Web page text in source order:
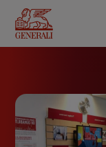
contenu
principal